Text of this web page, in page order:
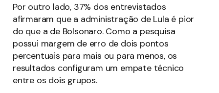
Por outro lado, 37% dos entrevistados
afirmaram que a administração de Lula é pior
do que a de Bolsonaro. Como a pesquisa
possui margem de erro de dois pontos
percentuais para mais ou para menos, os
resultados configuram um empate técnico
entre os dois grupos.